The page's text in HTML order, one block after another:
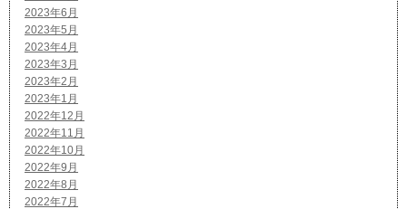
2023年6月
2023年5月
2023年4月
2023年3月
2023年2月
2023年1月
2022年12月
2022年11月
2022年10月
2022年9月
2022年8月
2022年7月